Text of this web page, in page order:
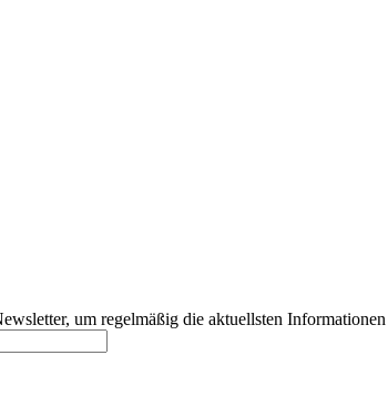
um regelmäßig die aktuellsten